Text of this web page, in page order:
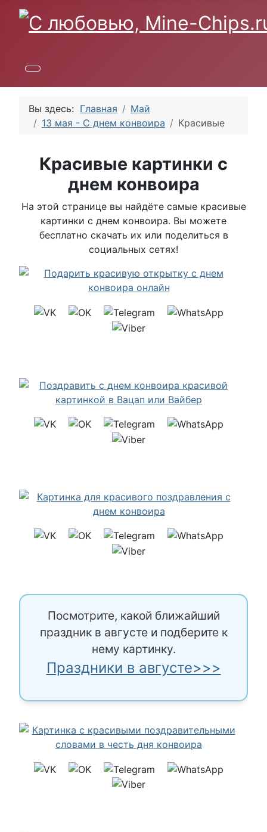
Вы здесь: Главная
Май
13 мая - С днем конвоира
Красивые
Красивые картинки с
днем конвоира
На этой странице вы найдёте самые красивые
картинки с днем конвоира. Вы можете
бесплатно скачать их или поделиться в
социальных сетях!
Посмотрите, какой ближайший
праздник в августе и подберите к
нему картинку.
Праздники в августе>>>